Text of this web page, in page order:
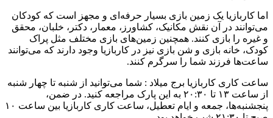
اما کاربازیا یک زمین بازی بسیار حرفه‌ای و مجهز است که کودکان
می‌توانند در آن نقش مکانیک، کشاورز، معمار، دکتر، خلبان، محقق
و غیره را بازی کنند. همچنین زمین‌های بازی مختلف مثل پراک
کودک، خانه بازی و شن بازی نیز در کاربازیا وجود دارند که می‌توانند
ساعت‌ها فرزند شما را سرگرم کنند.
ساعت کاری کاربازیا برج میلاد : شما می‌توانید از شنبه تا چهار شنبه
از ساعت ۱۳ تا ۲۰:۳۰ به این پارک مراجعه کنید. در ضمن،
پنجشنبه‌ها، جمعه و ایام تعطیل، ساعت کاری کاربازیا بین ساعت ۱۰